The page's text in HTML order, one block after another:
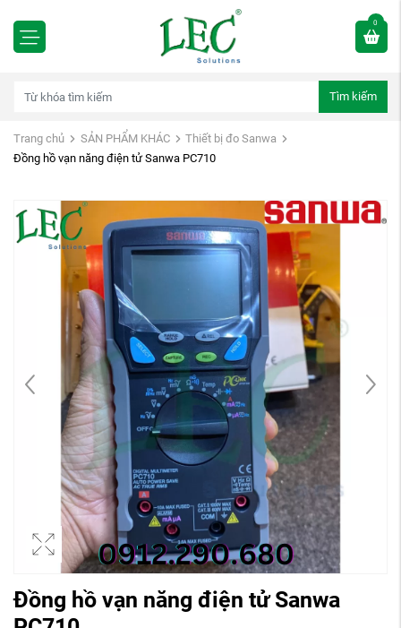
0
Tìm kiếm
Trang chủ SẢN PHẨM KHÁC
Thiết bị đo Sanwa
Đồng hồ vạn năng điện tử Sanwa PC710
Đồng hồ vạn năng điện tử Sanwa